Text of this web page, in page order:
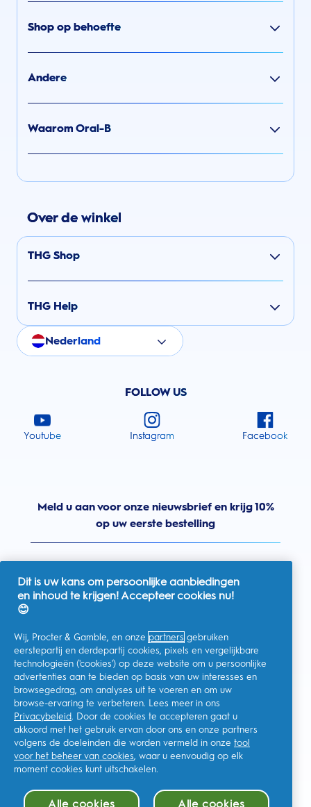
Shop op behoefte
Andere
Waarom Oral-B
Over de winkel
THG Shop
THG Help
Nederland
FOLLOW US
Youtube Instagram Facebook
Meld u aan voor onze nieuwsbrief en krijg 10%
op uw eerste bestelling
Ik geef toestemming voor het ontvangen van
gepersonaliseerde communicatie met betrekking tot
aanbiedingen, nieuws en andere promotionele initiatieven van
Oral-B en andere P&G-merkenvia e-mail en online kanalen. Ik
kan me op elk momentafmelden.
Procter & Gamble, als verwerkingsverantwoordelijke, zal uw
persoonlijke gegevens verwerken zodat u zich bij deze site kunt
registreren en de interactie kunt aangaan met de aangeboden
diensten en zodat P&G u, afhankelijk van uw toestemming,
relevante commerciële berichten kan sturen, waaronder
gepersonaliseerde advertenties in online media. Ontdek hier
Voor meer informatie over de verwerking van uw gegevens en
uw privacy rechten, kunt u
kijken of ons volledige
Dit is uw kans om persoonlijke aanbiedingen
en inhoud te krijgen! Accepteer cookies nu!
😊
Wij, Procter & Gamble, en onze partners gebruiken
eerstepartij en derdepartij cookies, pixels en vergelijkbare
technologieën ('cookies') op deze website om u persoonlijke
advertenties aan te bieden op basis van uw interesses en
browsegedrag, om analyses uit te voeren en om uw
browse-ervaring te verbeteren. Lees meer in ons
Privacybeleid. Door de cookies te accepteren gaat u
akkoord met het gebruik ervan door ons en onze partners
volgens de doeleinden die worden vermeld in onze tool
voor het beheer van cookies, waar u eenvoudig op elk
moment cookies kunt uitschakelen.
Alle cookies Alle cookies